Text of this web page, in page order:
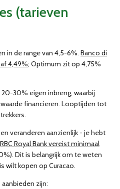
(tarieven
in de range van 4,5-6%. Banco di
4,49%; Optimum zit op 4,75%
30% eigen inbreng, waarbij
financieren. Looptijden tot
veranderen aanzienlijk - je hebt
RBC Royal Bank vereist minimaal
Dit is belangrijk om te weten
wilt kopen op Curacao.
zijn: